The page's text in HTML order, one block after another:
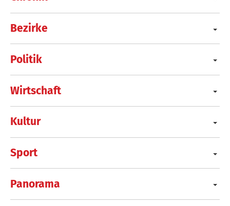
Bezirke
Politik
Wirtschaft
Kultur
Sport
Panorama